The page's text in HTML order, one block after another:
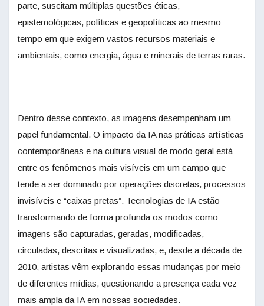
parte, suscitam múltiplas questões éticas,
epistemológicas, políticas e geopolíticas ao mesmo
tempo em que exigem vastos recursos materiais e
ambientais, como energia, água e minerais de terras raras.
Dentro desse contexto, as imagens desempenham um
papel fundamental. O impacto da IA nas práticas artísticas
contemporâneas e na cultura visual de modo geral está
entre os fenômenos mais visíveis em um campo que
tende a ser dominado por operações discretas, processos
invisíveis e “caixas pretas”. Tecnologias de IA estão
transformando de forma profunda os modos como
imagens são capturadas, geradas, modificadas,
circuladas, descritas e visualizadas, e, desde a década de
2010, artistas vêm explorando essas mudanças por meio
de diferentes mídias, questionando a presença cada vez
mais ampla da IA em nossas sociedades.